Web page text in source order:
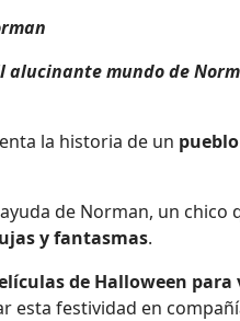
alucinante mundo de
la historia de un
de Norman, un
y fantasmas.
de Halloween para
esta festividad en